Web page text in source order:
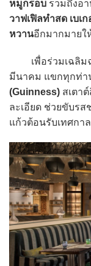
หมูกรอบ รวมถึงอ
วาฟเฟิลทำสด เบเ
หวานอีกมากมายใ
เพื่อร่วมเฉลิมฉ
มีนาคม แขกทุกท่า
(Guinness) สเตา
ละเอียด ช่วยขับร
แก้วต้อนรับเทศกาล